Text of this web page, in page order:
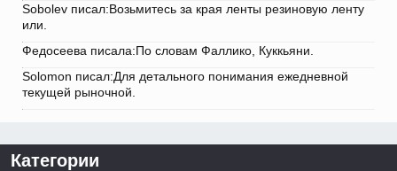
Sobolev писал:Возьмитесь за края ленты резиновую ленту
или.
Федосеева писала:По словам Фаллико, Куккьяни.
Solomon писал:Для детального понимания ежедневной
текущей рыночной.
Категории